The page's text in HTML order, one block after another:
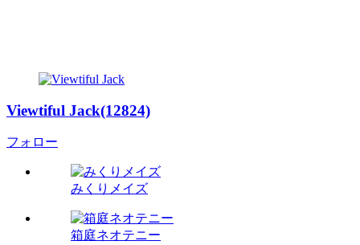
Viewtiful Jack(12824)
フォロー
みくりメイズ
箱庭ネオテニー